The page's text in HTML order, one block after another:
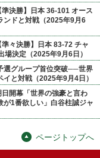
決勝】日本 36-101 オース
ンドと対戦（2025年9月6
々決勝】日本 83-72 チャ
決定（2025年9月6日）
選グループ首位突破──世界
と対戦（2025年9月4日）
開幕「世界の強豪と言わ
が1番欲しい」白谷柱誠ジャ
ページトップへ